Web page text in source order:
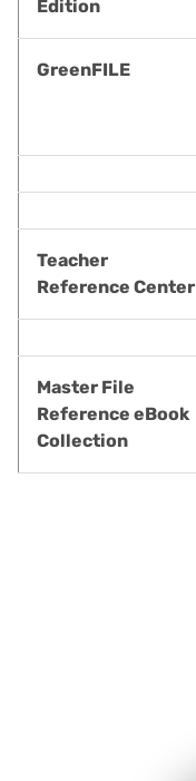
Edition
GreenFILE
Teacher
Reference Center
Master File
Reference eBook
Collection